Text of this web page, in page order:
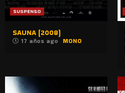
SUSPENSO
SAUNA (2008)
17 años ago MONO